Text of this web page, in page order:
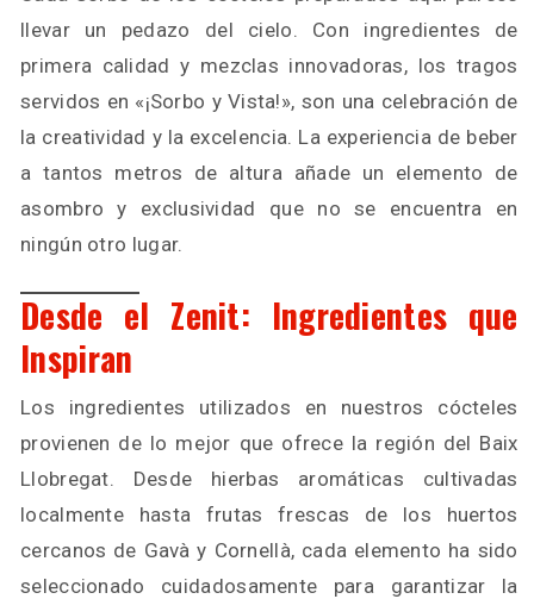
llevar un pedazo del cielo. Con ingredientes de
primera calidad y mezclas innovadoras, los tragos
servidos en «¡Sorbo y Vista!», son una celebración de
la creatividad y la excelencia. La experiencia de beber
a tantos metros de altura añade un elemento de
asombro y exclusividad que no se encuentra en
ningún otro lugar.
Desde el Zenit: Ingredientes que
Inspiran
Los ingredientes utilizados en nuestros cócteles
provienen de lo mejor que ofrece la región del Baix
Llobregat. Desde hierbas aromáticas cultivadas
localmente hasta frutas frescas de los huertos
cercanos de Gavà y Cornellà, cada elemento ha sido
seleccionado cuidadosamente para garantizar la